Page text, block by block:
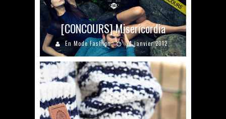
[CONCOURS] Misericordia
En Mode Fashion 24 janvier 2012